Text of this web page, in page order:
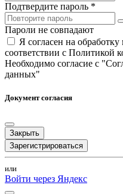
Подтвердите пароль *
Пароли не совпадают
Я согласен на
соответствии с Политикой
Необходимо согласие с
данных"
Документ согласия
Закрыть
Зарегистрироваться
или
Войти через Яндекс